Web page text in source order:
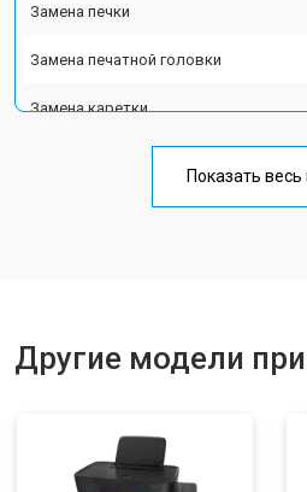
Замена печки
Замена печатной головки
Замена каретки
Замена блока питания
Показать весь
Другие модели